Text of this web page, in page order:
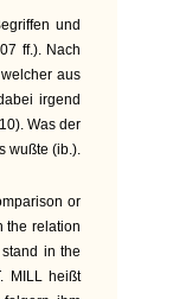
und
ff.). Nach
aus
irgend
Was der
wußte (ib.).
or
the relation
in the
MILL heißt